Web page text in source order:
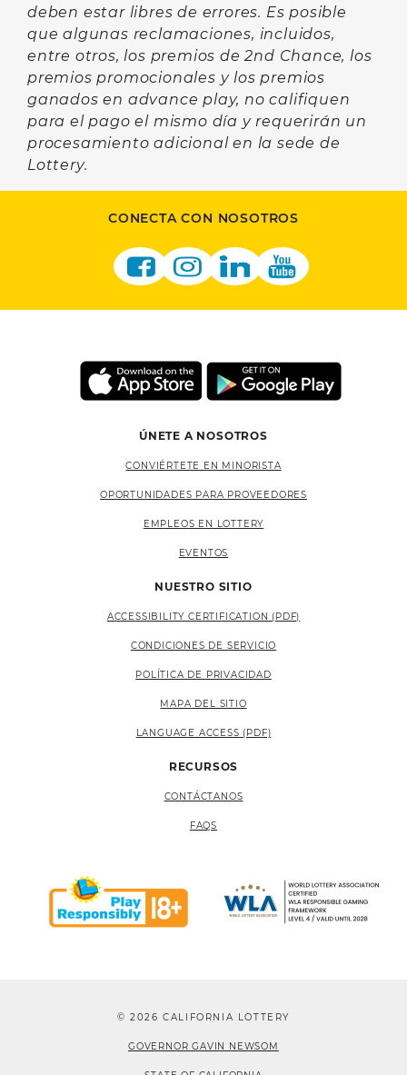
deben estar libres de errores. Es posible
que algunas reclamaciones, incluidos,
entre otros, los premios de 2nd Chance, los
premios promocionales y los premios
ganados en advance play, no califiquen
para el pago el mismo día y requerirán un
procesamiento adicional en la sede de
Lottery.
CONECTA CON NOSOTROS
ÚNETE A NOSOTROS
CONVIÉRTETE EN MINORISTA
OPORTUNIDADES PARA PROVEEDORES
EMPLEOS EN LOTTERY
EVENTOS
NUESTRO SITIO
ACCESSIBILITY CERTIFICATION (PDF)
CONDICIONES DE SERVICIO
POLÍTICA DE PRIVACIDAD
MAPA DEL SITIO
LANGUAGE ACCESS (PDF)
RECURSOS
CONTÁCTANOS
FAQS
© 2026 CALIFORNIA LOTTERY
GOVERNOR GAVIN NEWSOM